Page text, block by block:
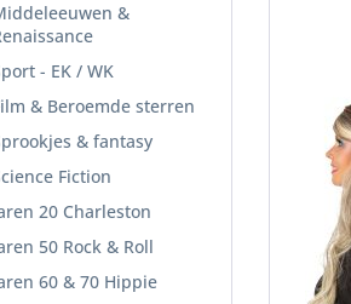
&
- EK / WK
& Beroemde sterren
& fantasy
Fiction
20 Charleston
50 Rock & Roll
60 & 70 Hippie